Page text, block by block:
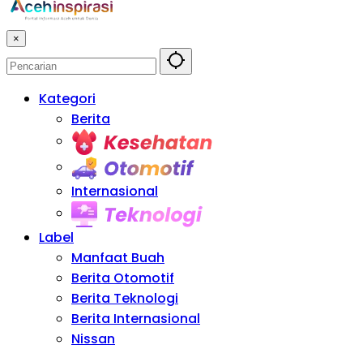
×
Kategori
Berita
Internasional
Label
Manfaat Buah
Berita Otomotif
Berita Teknologi
Berita Internasional
Nissan